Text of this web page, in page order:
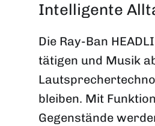
Intelligente
Die Ray-Ban
tätigen und Musik
bleiben. Mit
Gegenstände